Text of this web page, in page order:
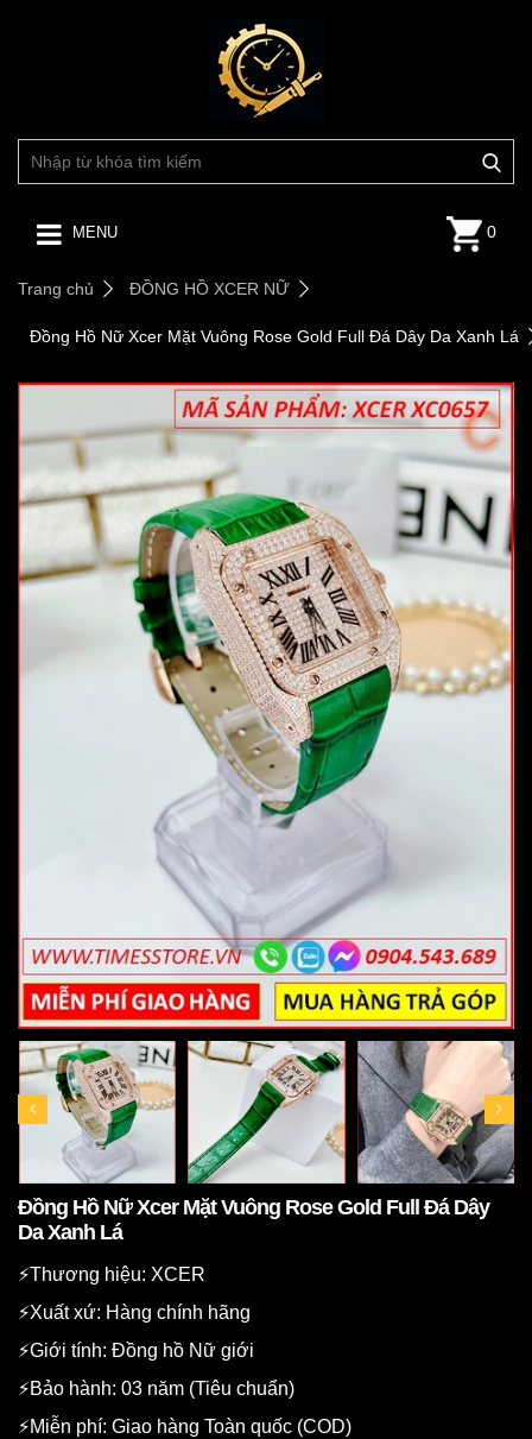
MENU 0
Trang chủ ĐỒNG HỒ XCER NỮ
Đồng Hồ Nữ Xcer Mặt Vuông Rose Gold Full Đá Dây Da Xanh Lá
Đồng Hồ Nữ Xcer Mặt Vuông Rose Gold Full Đá Dây
Da Xanh Lá
⚡️Thương hiệu: XCER
⚡️Xuất xứ: Hàng chính hãng
⚡️Giới tính: Đồng hồ Nữ giới
⚡️Bảo hành: 03 năm (Tiêu chuẩn)
⚡️Miễn phí: Giao hàng Toàn quốc (COD)